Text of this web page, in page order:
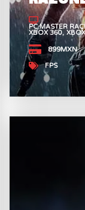
PC MASTER
XBOX 360
899MXN
FPS